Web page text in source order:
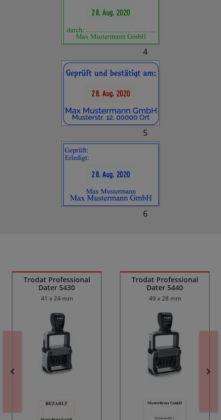
4
5
6
Trodat Professional
Dater 5430
41 x 24 mm
Trodat Professional
Dater 5440
49 x 28 mm